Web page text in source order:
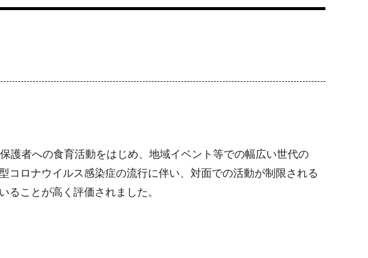
護者への食育活動をはじめ、地域イベント等での幅広い世代の
ロナウイルス感染症の流行に伴い、対面での活動が制限される
ことが高く評価されました。